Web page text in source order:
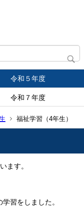
令和５年度
令和７年度
福祉学習（4年生）
ます。
習をしました。